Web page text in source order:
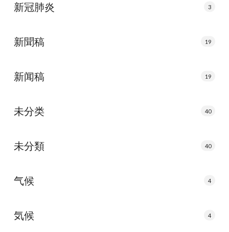
新冠肺炎 3
新聞稿 19
新闻稿 19
未分类 40
未分類 40
气候 4
気候 4